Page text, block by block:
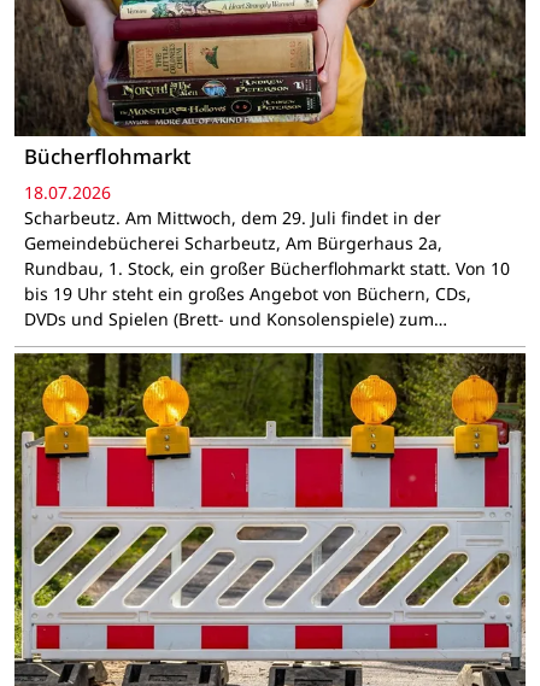
Bücherflohmarkt
18.07.2026
Scharbeutz. Am Mittwoch, dem 29. Juli findet in der
Gemeindebücherei Scharbeutz, Am Bürgerhaus 2a,
Rundbau, 1. Stock, ein großer Bücherflohmarkt statt. Von 10
bis 19 Uhr steht ein großes Angebot von Büchern, CDs,
DVDs und Spielen (Brett- und Konsolenspiele) zum…